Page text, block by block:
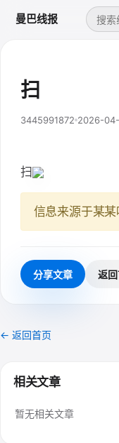
曼巴线报
扫
3445991872 2026-
扫
信息来源于某某
分享文章 返
← 返回首页
相关文章
暂无相关文章